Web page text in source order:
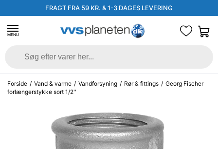
FRAGT FRA 59 KR. & 1-3 DAGES LEVERING
MENU
Forside / Vand & varme / Vandforsyning / Rør & fittings / Georg Fischer
forlængerstykke sort 1/2''